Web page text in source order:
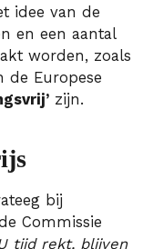
idee van de
en een aantal
worden, zoals
de Europese
zijn.
bij
Commissie
tijd rekt, blijven